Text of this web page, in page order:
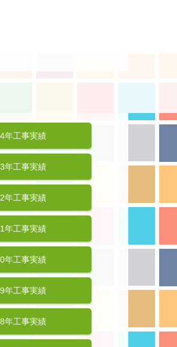
年工事実績
年工事実績
年工事実績
年工事実績
年工事実績
年工事実績
年工事実績